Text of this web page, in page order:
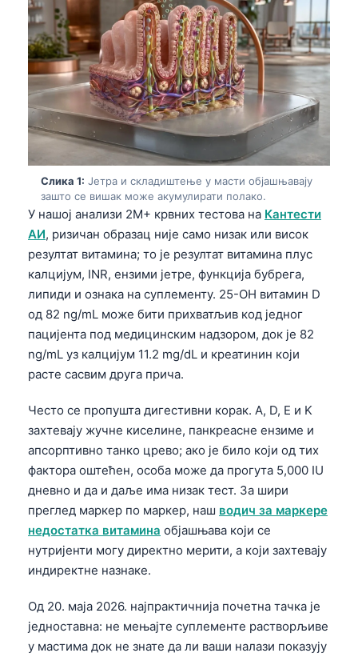
Слика 1: Јетра и складиштење у масти објашњавају
зашто се вишак може акумулирати полако.
У нашој анализи 2M+ крвних тестова на Кантести
АИ, ризичан образац није само низак или висок
резултат витамина; то је резултат витамина плус
калцијум, INR, ензими јетре, функција бубрега,
липиди и ознака на суплементу. 25-OH витамин D
од 82 ng/mL може бити прихватљив код једног
пацијента под медицинским надзором, док је 82
ng/mL уз калцијум 11.2 mg/dL и креатинин који
расте сасвим друга прича.
Често се пропушта дигестивни корак. A, D, E и K
захтевају жучне киселине, панкреасне ензиме и
апсорптивно танко црево; ако је било који од тих
фактора оштећен, особа може да прогута 5,000 IU
дневно и да и даље има низак тест. За шири
преглед маркер по маркер, наш водич за маркере
недостатка витамина објашњава који се
нутријенти могу директно мерити, а који захтевају
индиректне назнаке.
Од 20. маја 2026. најпрактичнија почетна тачка је
једноставна: не мењајте суплементе растворљиве
у мастима док не знате да ли ваши налази показују